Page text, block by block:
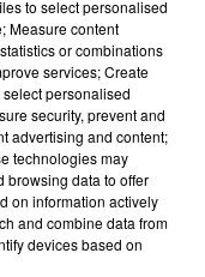
SE FAIRE
DE LA...
clinique qui a
ses
to select personalised
Measure content
or combinations
services; Create
personalised
security, prevent and
advertising and content;
technologies may
browsing data to offer
on information actively
and combine data from
devices based on